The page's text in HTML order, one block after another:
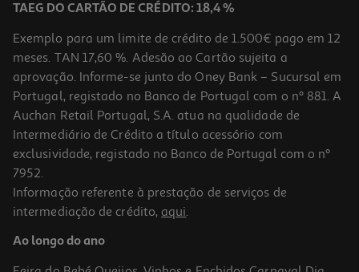
TAEG DO CARTÃO DE CRÉDITO: 18,4 %
Exemplo para um limite de crédito de 1.500€ pago em 12
meses. TAN 17,60 %. Adesão ao Cartão sujeita a
aprovação. Informe-se junto do Oney Bank – Sucursal em
Portugal, registado no Banco de Portugal com o nº 881. A
Auchan Retail Portugal, S.A. atua na qualidade de
Intermediário de Crédito a título acessório com
exclusividade, registado no Banco de Portugal com o nº
7952.
Informação referente à prestação de serviços de
intermediação de crédito, aqui.
Ao longo do ano